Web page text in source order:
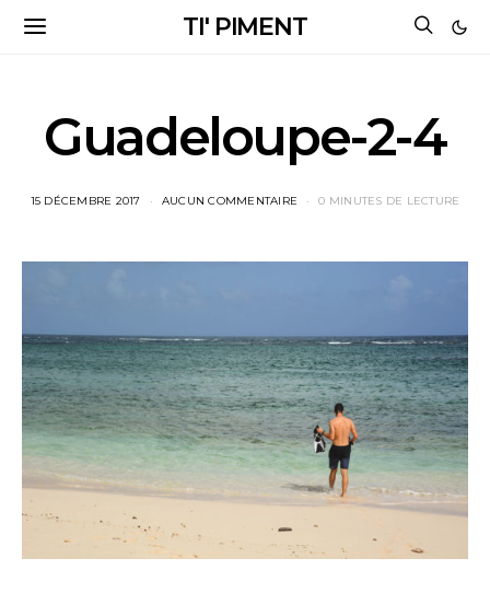
TI' PIMENT
Guadeloupe-2-4
15 DÉCEMBRE 2017 AUCUN COMMENTAIRE 0 MINUTES DE LECTURE